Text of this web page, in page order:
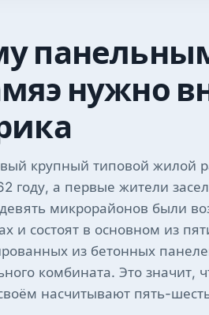
нужно
крупный типовой жилой
году, а первые жители
микрорайонов были
и состоят в основном из
из бетонных
комбината. Это значит,
насчитывают пять-